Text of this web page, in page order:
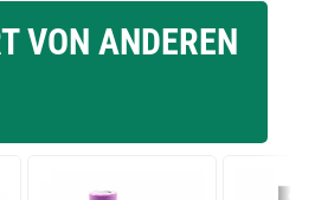
VON ANDEREN